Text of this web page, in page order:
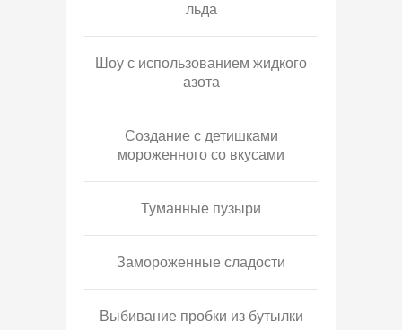
льда
Шоу с использованием жидкого
азота
Создание с детишками
мороженного со вкусами
Туманные пузыри
Замороженные сладости
Выбивание пробки из бутылки